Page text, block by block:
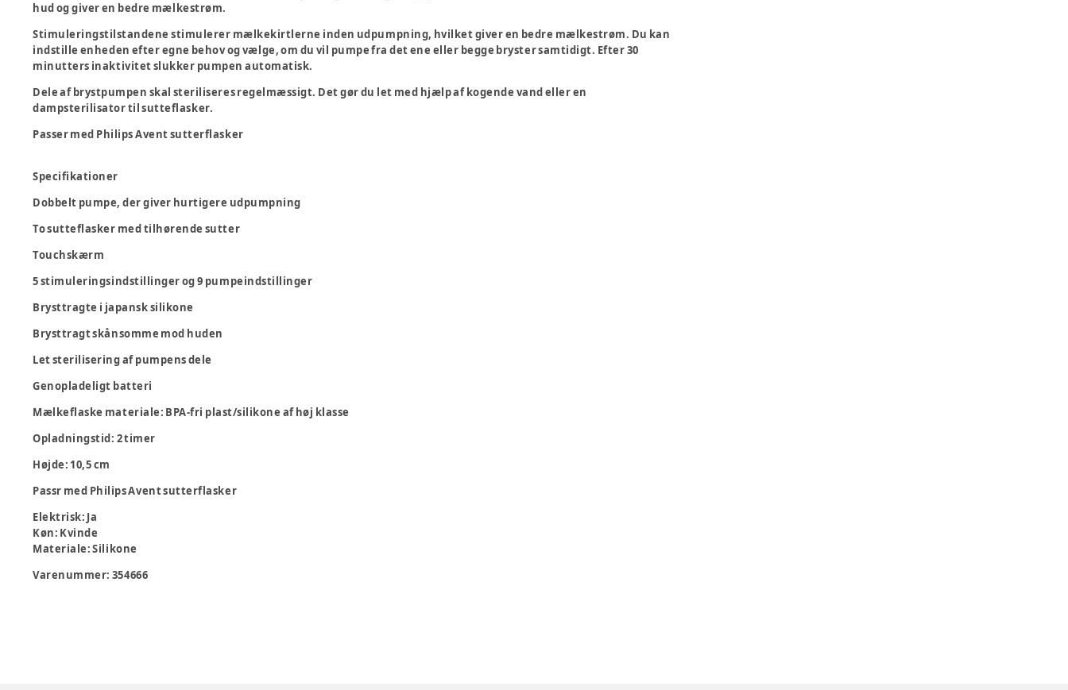
hud og giver en bedre mælkestrøm.
Stimuleringstilstandene stimulerer mælkekirtlerne inden udpumpning, hvilket giver en bedre mælkestrøm. Du kan
indstille enheden efter egne behov og vælge, om du vil pumpe fra det ene eller begge bryster samtidigt. Efter 30
minutters inaktivitet slukker pumpen automatisk.
Dele af brystpumpen skal steriliseres regelmæssigt. Det gør du let med hjælp af kogende vand eller en
dampsterilisator til sutteflasker.
Passer med Philips Avent sutterflasker
Specifikationer
Dobbelt pumpe, der giver hurtigere udpumpning
To sutteflasker med tilhørende sutter
Touchskærm
5 stimuleringsindstillinger og 9 pumpeindstillinger
Brysttragte i japansk silikone
Brysttragt skånsomme mod huden
Let sterilisering af pumpens dele
Genopladeligt batteri
Mælkeflaske materiale: BPA-fri plast/silikone af høj klasse
Opladningstid: 2 timer
Højde: 10,5 cm
Passr med Philips Avent sutterflasker
Elektrisk: Ja
Køn: Kvinde
Materiale:Silikone
Varenummer: 354666